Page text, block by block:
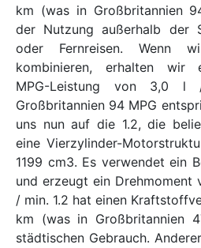
km (was in Großbritannien
der Nutzung außerhalb der
oder Fernreisen. Wenn
kombinieren, erhalten wir
MPG-Leistung von 3,0
Großbritannien 94 MPG
uns nun auf die 1.2, die
eine Vierzylinder-
1199 cm3. Es verwendet ein
und erzeugt ein Drehmoment
/ min. 1.2 hat einen
km (was in Großbritannien
städtischen Gebrauch.